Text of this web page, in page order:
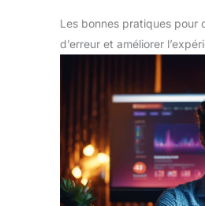
Les bonnes pratiques pour
d’erreur et améliorer